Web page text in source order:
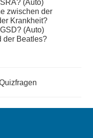
(Auto)
zwischen der
Krankheit?
(Auto)
der Beatles?